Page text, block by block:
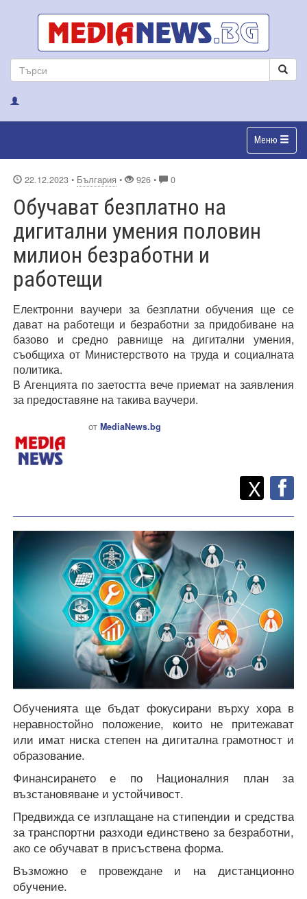
Меню
22.12.2023 • България • 926 • 0
Обучават безплатно на
дигитални умения половин
милион безработни и
работещи
Електронни ваучери за безплатни обучения ще се
дават на работещи и безработни за придобиване на
базово и средно равнище на дигитални умения,
съобщиха от Министерството на труда и социалната
политика.
В Агенцията по заетостта вече приемат на заявления
за предоставяне на такива ваучери.
от MediaNews.bg
Споделете
X
Обученията ще бъдат фокусирани върху хора в
неравностойно положение, които не притежават
или имат ниска степен на дигитална грамотност и
образование.
Финансирането е по Националния план за
възстановяване и устойчивост.
Предвижда се изплащане на стипендии и средства
за транспортни разходи единствено за безработни,
ако се обучават в присъствена форма.
Възможно е провеждане и на дистанционно
обучение.